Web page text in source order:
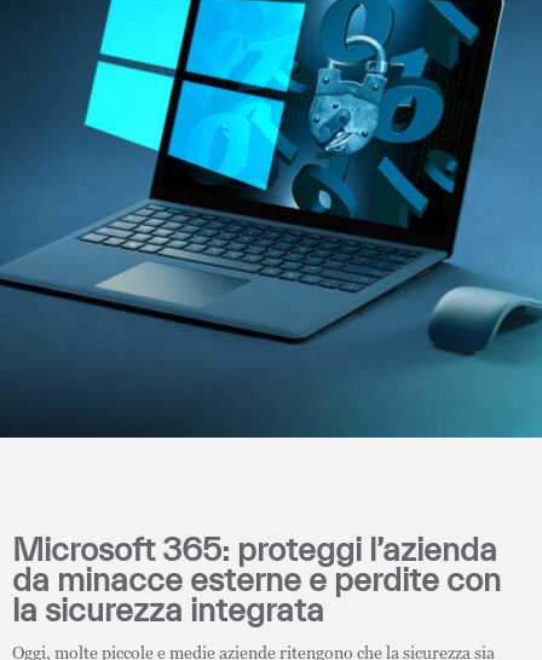
Microsoft 365: proteggi l’azienda
da minacce esterne e perdite con
la sicurezza integrata
Oggi, molte piccole e medie aziende ritengono che la sicurezza sia